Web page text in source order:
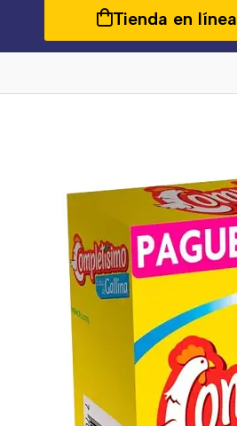
Tienda en línea